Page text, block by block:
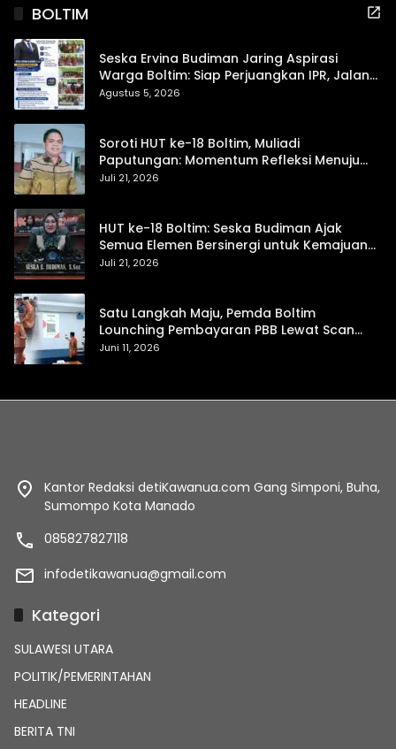
BOLTIM
Seska Ervina Budiman Jaring Aspirasi
Warga Boltim: Siap Perjuangkan IPR, Jalan
Trans, hingga Pemasaran UMKM
Agustus 5, 2026
Soroti HUT ke-18 Boltim, Muliadi
Paputungan: Momentum Refleksi Menuju
Daerah Mandiri dan Berdaya Saing
Juli 21, 2026
HUT ke-18 Boltim: Seska Budiman Ajak
Semua Elemen Bersinergi untuk Kemajuan
Daerah
Juli 21, 2026
Satu Langkah Maju, Pemda Boltim
Lounching Pembayaran PBB Lewat Scan
Qris
Juni 11, 2026
Kantor Redaksi detiKawanua.com Gang Simponi, Buha,
Sumompo Kota Manado
085827827118
infodetikawanua@gmail.com
Kategori
SULAWESI UTARA
POLITIK/PEMERINTAHAN
HEADLINE
BERITA TNI